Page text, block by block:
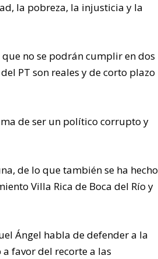
la pobreza, la injusticia y la
no se podrán cumplir en dos
PT son reales y de corto plazo
de ser un político corrupto y
de lo que también se ha hecho
Villa Rica de Boca del Río y
Ángel habla de defender a la
favor del recorte a las